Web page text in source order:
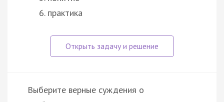
практика
Выберите верные суждения о